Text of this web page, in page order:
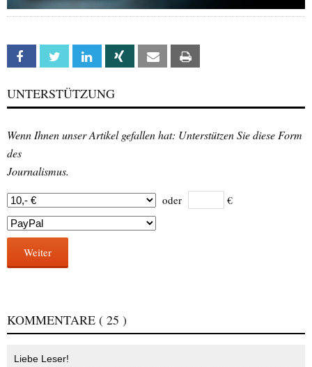
Facebook Twitter Linkedin Xing Email
UNTERSTÜTZUNG
Wenn Ihnen unser Artikel gefallen hat: Unterstützen Sie diese Form
des
Journalismus.
oder €
Weiter
KOMMENTARE ( 25 )
Liebe Leser!